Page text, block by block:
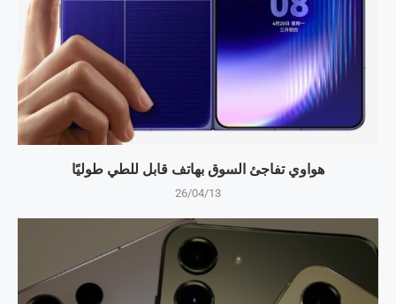
هواوي تفاجئ السوق بهاتف قابل للطي طوليًا
26/04/13